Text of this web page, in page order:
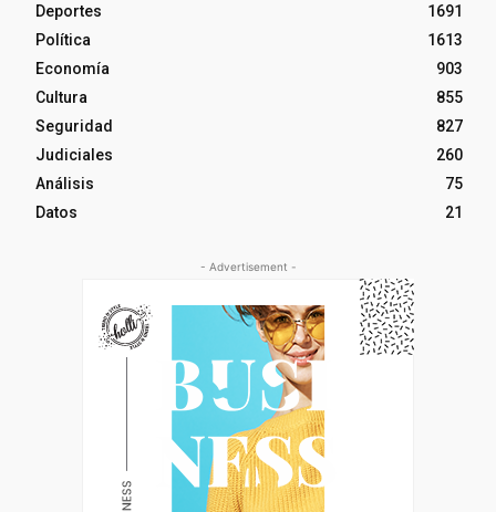
Deportes
1691
Política
1613
Economía
903
Cultura
855
Seguridad
827
Judiciales
260
Análisis
75
Datos
21
- Advertisement -